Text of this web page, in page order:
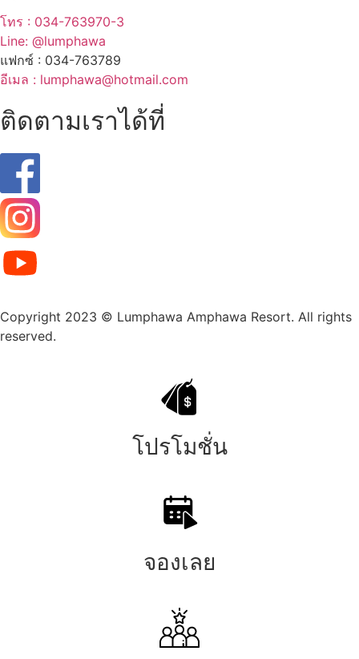
โทร : 034-763970-3
Line: @lumphawa
แฟกซ์ : 034-763789
อีเมล : lumphawa@hotmail.com
ติดตามเราได้ที่
Copyright 2023 © Lumphawa Amphawa Resort. All rights
reserved.
โปรโมชั่น
จองเลย